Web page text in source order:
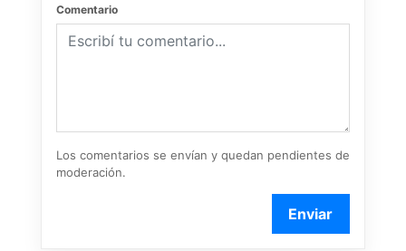
Comentario
Los comentarios se envían y quedan pendientes de
moderación.
Enviar